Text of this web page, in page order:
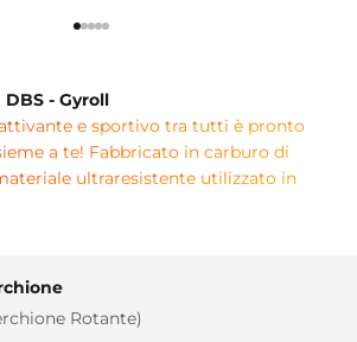
- Gyroll
e sportivo tra tutti è pronto
a te! Fabbricato in carburo di
ultraresistente utilizzato in
Rotante)